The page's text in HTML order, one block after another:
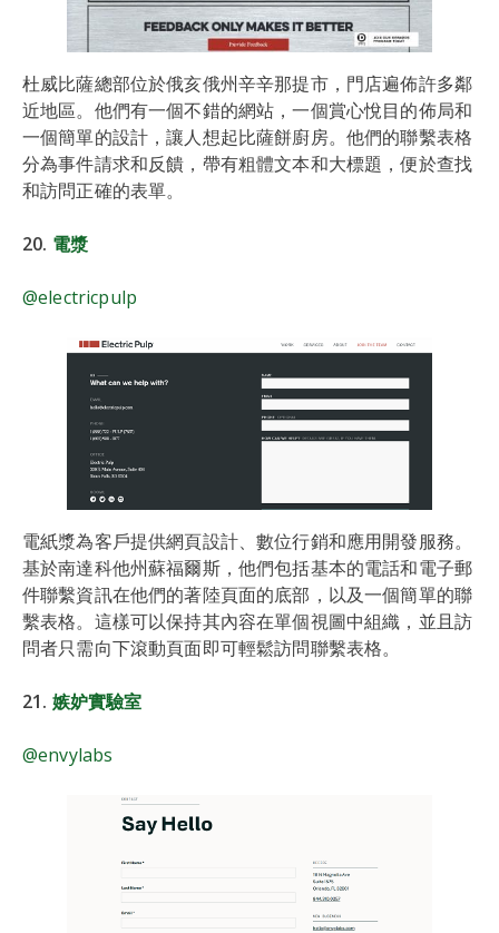
杜威比薩總部位於俄亥俄州辛辛那提市，門店遍佈許多鄰
近地區。他們有一個不錯的網站，一個賞心悅目的佈局和
一個簡單的設計，讓人想起比薩餅廚房。他們的聯繫表格
分為事件請求和反饋，帶有粗體文本和大標題，便於查找
和訪問正確的表單。
20. 電漿
@electricpulp
電紙漿為客戶提供網頁設計、數位行銷和應用開發服務。
基於南達科他州蘇福爾斯，他們包括基本的電話和電子郵
件聯繫資訊在他們的著陸頁面的底部，以及一個簡單的聯
繫表格。這樣可以保持其內容在單個視圖中組織，並且訪
問者只需向下滾動頁面即可輕鬆訪問聯繫表格。
21. 嫉妒實驗室
@envylabs